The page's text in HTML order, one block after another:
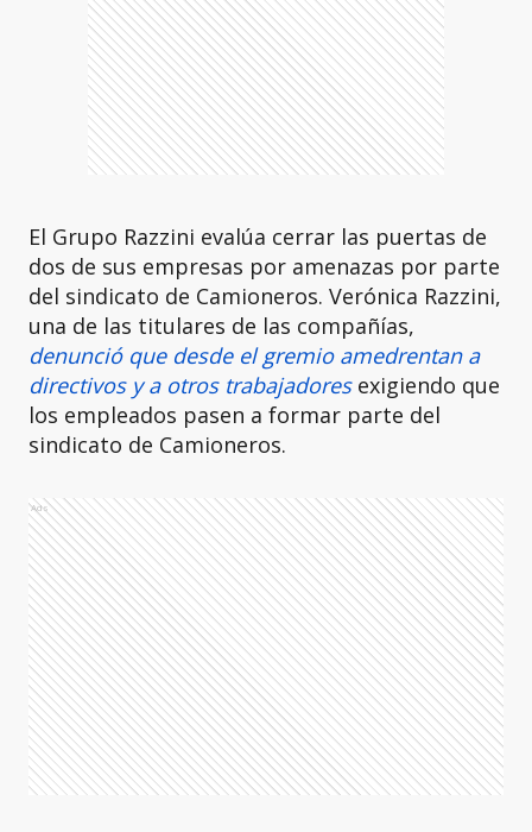
El Grupo Razzini evalúa cerrar las puertas de
dos de sus empresas por amenazas por parte
del sindicato de Camioneros. Verónica Razzini,
una de las titulares de las compañías,
denunció que desde el gremio amedrentan a
directivos y a otros trabajadoresexigiendo que
los empleados pasen a formar parte del
sindicato de Camioneros.
Ads